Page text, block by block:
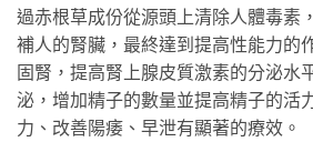
過赤根草成份從源頭上清除人體毒素
補人的腎臟，最終達到提高性能力的
固腎，提高腎上腺皮質激素的分泌水
泌，增加精子的數量並提高精子的活
力、改善陽痿、早泄有顯著的療效。